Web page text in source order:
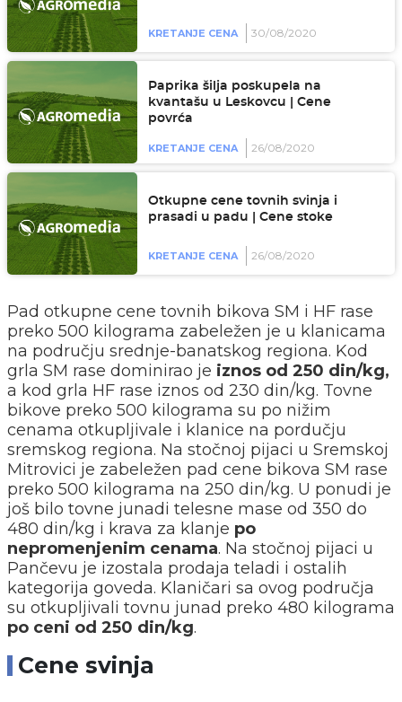
KRETANJE CENA 30/08/2020
Paprika šilja poskupela na
kvantašu u Leskovcu | Cene
povrća
KRETANJE CENA 26/08/2020
Otkupne cene tovnih svinja i
prasadi u padu | Cene stoke
KRETANJE CENA 26/08/2020
Pad otkupne cene tovnih bikova SM i HF rase
preko 500 kilograma zabeležen je u klanicama
na području srednje-banatskog regiona. Kod
grla SM rase dominirao je iznos od 250 din/kg,
a kod grla HF rase iznos od 230 din/kg. Tovne
bikove preko 500 kilograma su po nižim
cenama otkupljivale i klanice na pordučju
sremskog regiona. Na stočnoj pijaci u Sremskoj
Mitrovici je zabeležen pad cene bikova SM rase
preko 500 kilograma na 250 din/kg. U ponudi je
još bilo tovne junadi telesne mase od 350 do
480 din/kg i krava za klanje po
nepromenjenim cenama. Na stočnoj pijaci u
Pančevu je izostala prodaja teladi i ostalih
kategorija goveda. Klaničari sa ovog područja
su otkupljivali tovnu junad preko 480 kilograma
po ceni od 250 din/kg.
Cene svinja